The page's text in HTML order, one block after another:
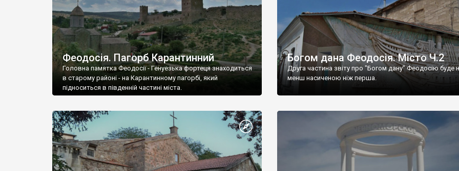
Феодосія. Пагорб Карантинний
Головна памятка Феодосії - Генуезька фортеця знаходиться
в старому районі - на Карантинному пагорбі, який
підноситься в південній частині міста.
Богом дана Феодосія. Місто Ч.2
Друга частина звіту про "Богом дану" Феодосію буде
менш насиченою ніж перша.